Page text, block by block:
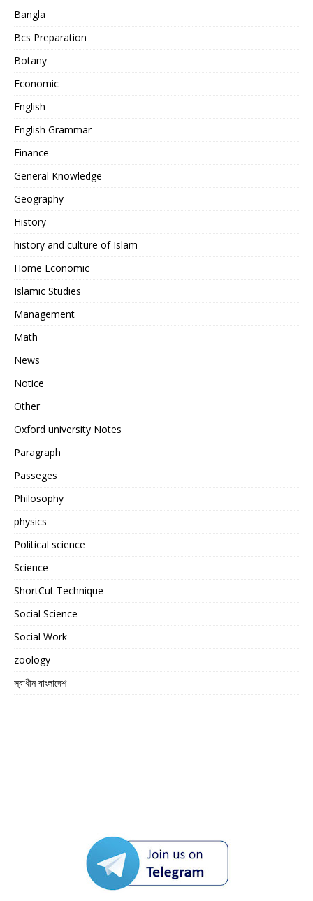
Bangla
Bcs Preparation
Botany
Economic
English
English Grammar
Finance
General Knowledge
Geography
History
history and culture of Islam
Home Economic
Islamic Studies
Management
Math
News
Notice
Other
Oxford university Notes
Paragraph
Passeges
Philosophy
physics
Political science
Science
ShortCut Technique
Social Science
Social Work
zoology
স্বাধীন বাংলাদেশ